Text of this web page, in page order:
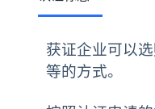
获证企业可以
等的方式。